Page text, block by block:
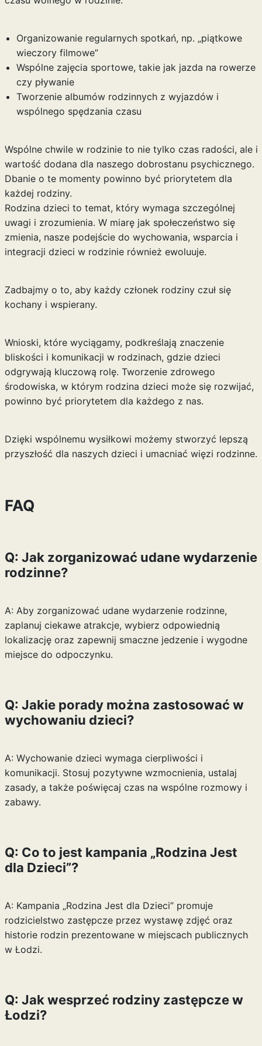
Organizowanie regularnych spotkań, np. „piątkowe
wieczory filmowe”
Wspólne zajęcia sportowe, takie jak jazda na rowerze
czy pływanie
Tworzenie albumów rodzinnych z wyjazdów i
wspólnego spędzania czasu
Wspólne chwile w rodzinie to nie tylko czas radości, ale i
wartość dodana dla naszego dobrostanu psychicznego.
Dbanie o te momenty powinno być priorytetem dla
każdej rodziny.
Rodzina dzieci to temat, który wymaga szczególnej
uwagi i zrozumienia. W miarę jak społeczeństwo się
zmienia, nasze podejście do wychowania, wsparcia i
integracji dzieci w rodzinie również ewoluuje.
Zadbajmy o to, aby każdy członek rodziny czuł się
kochany i wspierany.
Wnioski, które wyciągamy, podkreślają znaczenie
bliskości i komunikacji w rodzinach, gdzie dzieci
odgrywają kluczową rolę. Tworzenie zdrowego
środowiska, w którym rodzina dzieci może się rozwijać,
powinno być priorytetem dla każdego z nas.
Dzięki wspólnemu wysiłkowi możemy stworzyć lepszą
przyszłość dla naszych dzieci i umacniać więzi rodzinne.
FAQ
Q: Jak zorganizować udane wydarzenie
rodzinne?
A: Aby zorganizować udane wydarzenie rodzinne,
zaplanuj ciekawe atrakcje, wybierz odpowiednią
lokalizację oraz zapewnij smaczne jedzenie i wygodne
miejsce do odpoczynku.
Q: Jakie porady można zastosować w
wychowaniu dzieci?
A: Wychowanie dzieci wymaga cierpliwości i
komunikacji. Stosuj pozytywne wzmocnienia, ustalaj
zasady, a także poświęcaj czas na wspólne rozmowy i
zabawy.
Q: Co to jest kampania „Rodzina Jest
dla Dzieci”?
A: Kampania „Rodzina Jest dla Dzieci” promuje
rodzicielstwo zastępcze przez wystawę zdjęć oraz
historie rodzin prezentowane w miejscach publicznych
w Łodzi.
Q: Jak wesprzeć rodziny zastępcze w
Łodzi?